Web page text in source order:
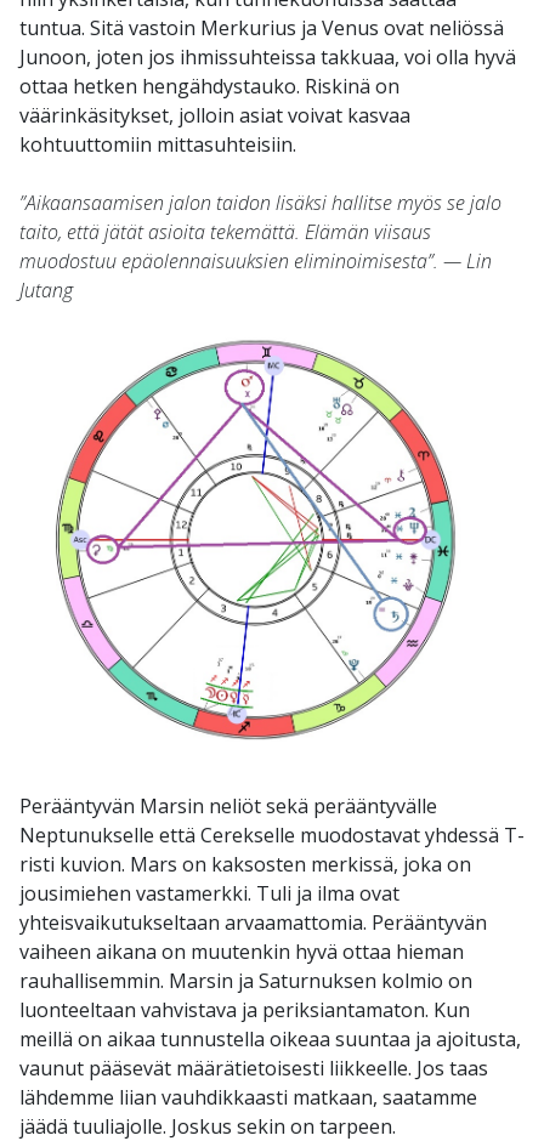
tuntua. Sitä vastoin Merkurius ja Venus ovat neliössä
Junoon, joten jos ihmissuhteissa takkuaa, voi olla hyvä
ottaa hetken hengähdystauko. Riskinä on
väärinkäsitykset, jolloin asiat voivat kasvaa
kohtuuttomiin mittasuhteisiin.
”Aikaansaamisen jalon taidon lisäksi hallitse myös se jalo
taito, että jätät asioita tekemättä. Elämän viisaus
muodostuu epäolennaisuuksien eliminoimisesta”. — Lin
Jutang
Perääntyvän Marsin neliöt sekä perääntyvälle
Neptunukselle että Cerekselle muodostavat yhdessä T-
risti kuvion. Mars on kaksosten merkissä, joka on
jousimiehen vastamerkki. Tuli ja ilma ovat
yhteisvaikutukseltaan arvaamattomia. Perääntyvän
vaiheen aikana on muutenkin hyvä ottaa hieman
rauhallisemmin. Marsin ja Saturnuksen kolmio on
luonteeltaan vahvistava ja periksiantamaton. Kun
meillä on aikaa tunnustella oikeaa suuntaa ja ajoitusta,
vaunut pääsevät määrätietoisesti liikkeelle. Jos taas
lähdemme liian vauhdikkaasti matkaan, saatamme
jäädä tuuliajolle. Joskus sekin on tarpeen.